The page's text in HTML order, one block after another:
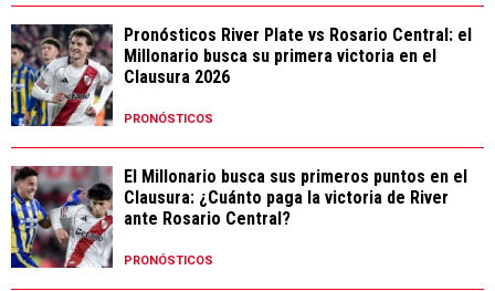
Pronósticos River Plate vs Rosario Central: el
Millonario busca su primera victoria en el
Clausura 2026
PRONÓSTICOS
El Millonario busca sus primeros puntos en el
Clausura: ¿Cuánto paga la victoria de River
ante Rosario Central?
PRONÓSTICOS